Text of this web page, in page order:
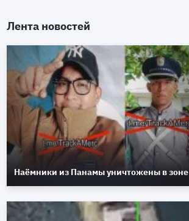
Лента новостей
Наёмники из Панамы уничтожены в